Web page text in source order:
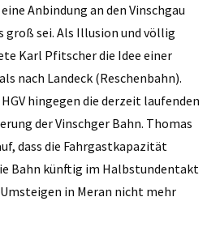
Anbindung an den Vinschgau
groß sei. Als Illusion und völlig
Karl Pfitscher die Idee einer
nach Landeck (Reschenbahn).
hingegen die derzeit laufenden
der Vinschger Bahn. Thomas
dass die Fahrgastkapazität
Bahn künftig im Halbstundentakt
in Meran nicht mehr